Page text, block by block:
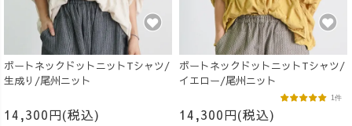
ボートネックドットニットTシャツ/
生成り/尾州ニット
14,300円(税込)
ボートネックドットニットTシャツ/
イエロー/尾州ニット
14,300円(税込)
1件